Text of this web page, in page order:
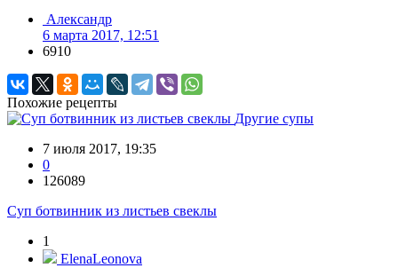
Александр
6 марта 2017, 12:51
6910
Похожие рецепты
Другие супы
7 июля 2017, 19:35
0
126089
Суп ботвинник из листьев свеклы
1
ElenaLeonova